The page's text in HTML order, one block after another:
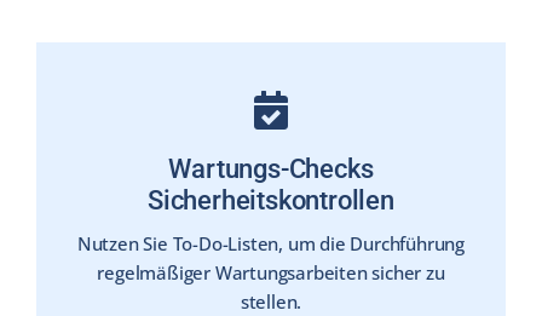
Wartungs-Checks
Sicherheitskontrollen
Nutzen Sie To-Do-Listen, um die Durchführung
regel­mäßiger Wartungs­arbeiten sicher zu
stellen.